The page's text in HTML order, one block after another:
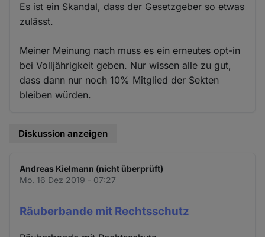
Es ist ein Skandal, dass der Gesetzgeber so etwas
zulässt.
Meiner Meinung nach muss es ein erneutes opt-in
bei Volljährigkeit geben. Nur wissen alle zu gut,
dass dann nur noch 10% Mitglied der Sekten
bleiben würden.
Diskussion anzeigen
Andreas Kielmann (nicht überprüft)
Mo. 16 Dez 2019 - 07:27
Räuberbande mit Rechtsschutz